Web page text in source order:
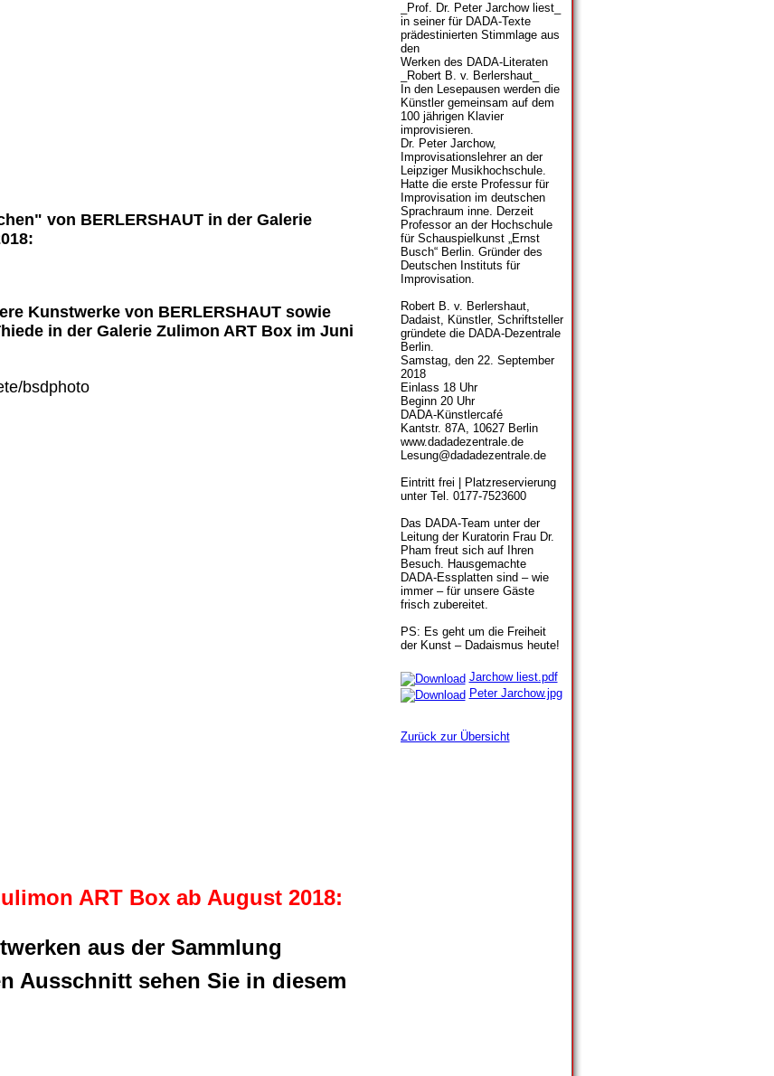
von BERLERSHAUT in der Galerie
Kunstwerke von BERLERSHAUT sowie
in der Galerie Zulimon ART Box im Juni
bsdphoto
ART Box ab August 2018:
aus der Sammlung
Ausschnitt sehen Sie in diesem
_Prof. Dr. Peter Jarchow liest_
in seiner für DADA-Texte
prädestinierten Stimmlage aus
den
Werken des DADA-Literaten
_Robert B. v. Berlershaut_
In den Lesepausen werden die
Künstler gemeinsam auf dem
100 jährigen Klavier
improvisieren.
Dr. Peter Jarchow,
Improvisationslehrer an der
Leipziger Musikhochschule.
Hatte die erste Professur für
Improvisation im deutschen
Sprachraum inne. Derzeit
Professor an der Hochschule
für Schauspielkunst „Ernst
Busch“ Berlin. Gründer des
Deutschen Instituts für
Improvisation.
Robert B. v. Berlershaut,
Dadaist, Künstler, Schriftsteller
gründete die DADA-Dezentrale
Berlin.
Samstag, den 22. September
2018
Einlass 18 Uhr
Beginn 20 Uhr
DADA-Künstlercafé
Kantstr. 87A, 10627 Berlin
www.dadadezentrale.de
Lesung@dadadezentrale.de
Eintritt frei | Platzreservierung
unter Tel. 0177-7523600
Das DADA-Team unter der
Leitung der Kuratorin Frau Dr.
Pham freut sich auf Ihren
Besuch. Hausgemachte
DADA-Essplatten sind – wie
immer – für unsere Gäste
frisch zubereitet.
PS: Es geht um die Freiheit
der Kunst – Dadaismus heute!
Jarchow liest.pdf
Peter Jarchow.jpg
Zurück zur Übersicht